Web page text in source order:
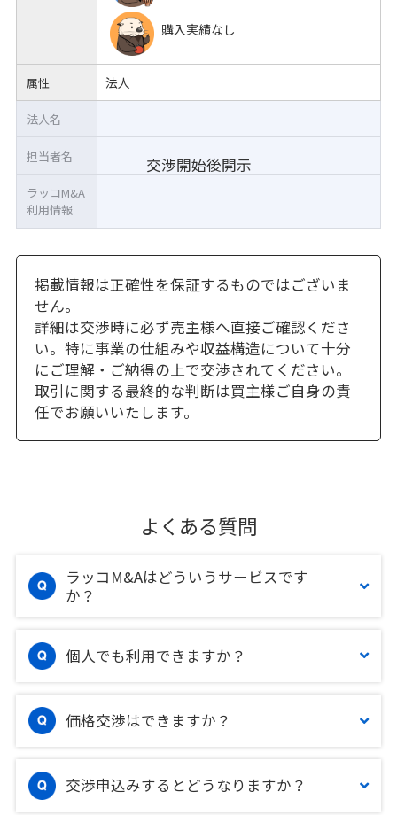
購入実績なし
属性 法人
交渉開始後開示
法人名
担当者名
ラッコM&A
利用情報
掲載情報は正確性を保証するものではございま
せん。
詳細は交渉時に必ず売主様へ直接ご確認くださ
い。特に事業の仕組みや収益構造について十分
にご理解・ご納得の上で交渉されてください。
取引に関する最終的な判断は買主様ご自身の責
任でお願いいたします。
よくある質問
ラッコM&Aはどういうサービスです
か？
個人でも利用できますか？
価格交渉はできますか？
交渉申込みするとどうなりますか？